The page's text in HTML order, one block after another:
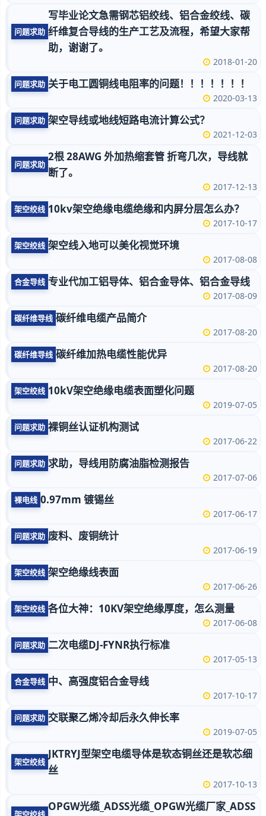
问题求助
写毕业论文急需钢芯铝绞线、铝合金绞线、碳
纤维复合导线的生产工艺及流程，希望大家帮
助，谢谢了。
2018-01-20
问题求助 关于电工圆铜线电阻率的问题！！！！！！！
2020-03-13
问题求助 架空导线或地线短路电流计算公式？
2021-12-03
问题求助
2根 28AWG 外加热缩套管 折弯几次，导线就
断了。
2017-12-13
架空绞线 10kv架空绝缘电缆绝缘和内屏分层怎么办？
2017-10-17
架空绞线 架空线入地可以美化视觉环境
2017-08-08
合金导线 专业代加工铝导体、铝合金导体、铝合金导线
2017-08-09
碳纤维导线 碳纤维电缆产品简介
2017-08-20
碳纤维导线 碳纤维加热电缆性能优异
2017-08-20
架空绞线 10kV架空绝缘电缆表面塑化问题
2019-07-05
问题求助 裸铜丝认证机构测试
2017-06-22
问题求助 求助，导线用防腐油脂检测报告
2017-07-06
裸电线 0.97mm 镀锡丝
2017-06-17
问题求助 废料、废铜统计
2017-06-19
架空绞线 架空绝缘线表面
2017-06-26
架空绞线 各位大神：10KV架空绝缘厚度，怎么测量
2017-06-08
问题求助 二次电缆DJ-FYNR执行标准
2017-05-13
合金导线 中、高强度铝合金导线
2017-10-17
问题求助 交联聚乙烯冷却后永久伸长率
2019-07-05
架空绞线
JKTRYJ型架空电缆导体是软态铜丝还是软芯细
丝
2017-10-13
OPGW光缆_ADSS光缆_OPGW光缆厂家_ADSS